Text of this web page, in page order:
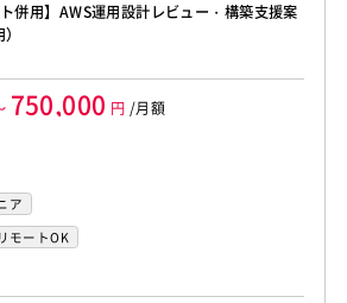
併用】AWS運用設計レビュー・構築支援案
750,000 円 /月額
ア
リモートOK